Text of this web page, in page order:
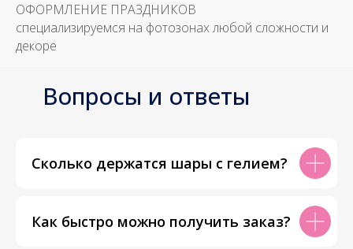
ОФОРМЛЕНИЕ ПРАЗДНИКОВ
специализируемся на фотозонах любой сложности и
декоре
Вопросы и ответы
Сколько держатся шары с гелием?
Как быстро можно получить заказ?